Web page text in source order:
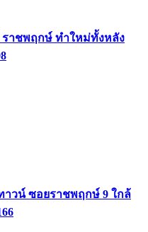
าชพฤกษ์ ทำใหม่ทั้งหลัง
าวน์ ซอยราชพฤกษ์ 9 ใกล้